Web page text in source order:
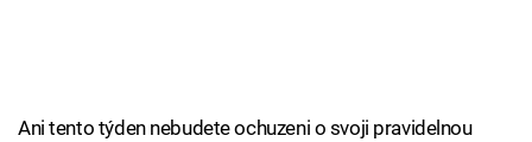
Ani tento týden nebudete ochuzeni o svoji pravidelnou